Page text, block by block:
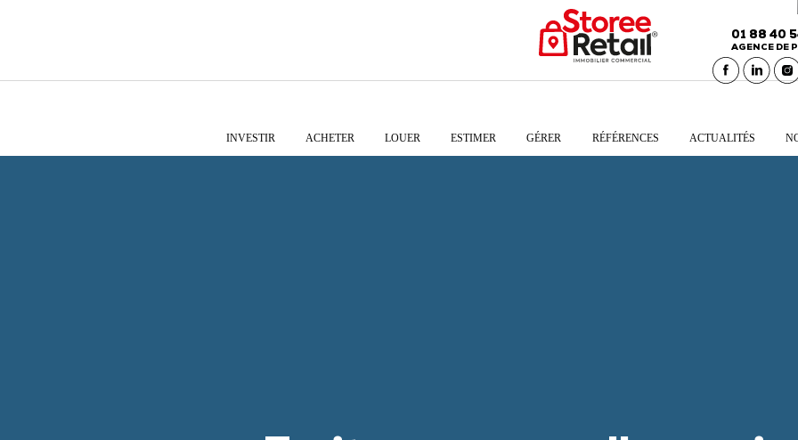
01 88 40
AGENCE DE
INVESTIR ACHETER LOUER ESTIMER GÉRER RÉFÉRENCES ACTUALITÉS